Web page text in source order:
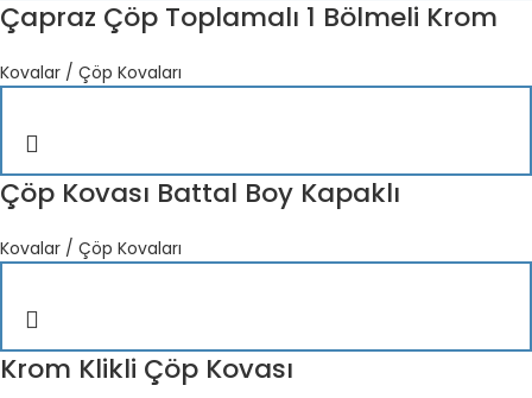
Çapraz Çöp Toplamalı 1 Bölmeli Krom
Kovalar / Çöp Kovaları
Çöp Kovası Battal Boy Kapaklı
Kovalar / Çöp Kovaları
Krom Klikli Çöp Kovası